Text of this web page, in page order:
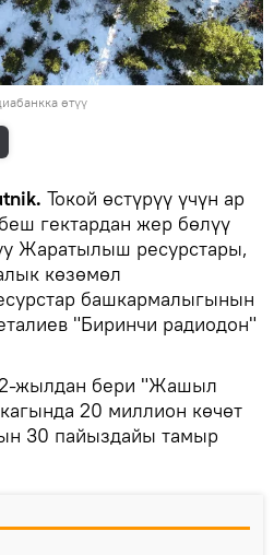
өтүү
Токой өстүрүү үчүн ар
гектардан жер бөлүү
Жаратылыш ресурстары,
көзөмөл
башкармалыгынын
"Биринчи радиодон"
жылдан бери "Жашыл
20 миллион көчөт
30 пайыздайы тамыр